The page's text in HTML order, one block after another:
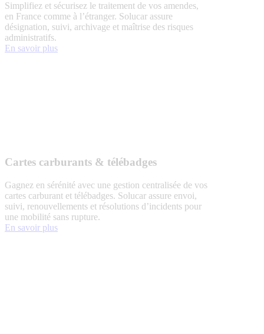
Simplifiez et sécurisez le traitement de vos amendes,
en France comme à l’étranger. Solucar assure
désignation, suivi, archivage et maîtrise des risques
administratifs.
En savoir plus
Cartes carburants & télébadges
Gagnez en sérénité avec une gestion centralisée de vos
cartes carburant et télébadges. Solucar assure envoi,
suivi, renouvellements et résolutions d’incidents pour
une mobilité sans rupture.
En savoir plus